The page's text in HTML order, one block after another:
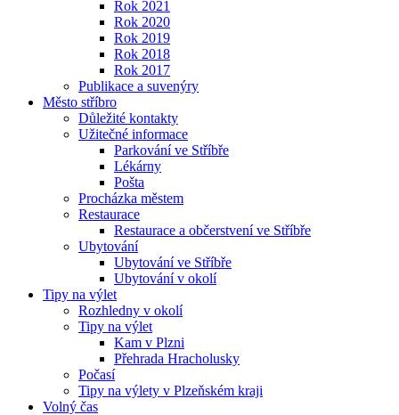
Rok 2021
Rok 2020
Rok 2019
Rok 2018
Rok 2017
Publikace a suvenýry
Město stříbro
Důležité kontakty
Užitečné informace
Parkování ve Stříbře
Lékárny
Pošta
Procházka městem
Restaurace
Restaurace a občerstvení ve Stříbře
Ubytování
Ubytování ve Stříbře
Ubytování v okolí
Tipy na výlet
Rozhledny v okolí
Tipy na výlet
Kam v Plzni
Přehrada Hracholusky
Počasí
Tipy na výlety v Plzeňském kraji
Volný čas